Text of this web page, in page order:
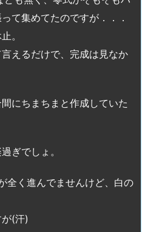
て集めてたのですが．．．
。
えるだけで、完成は見なか
にちまちまと作成していた
ぎでしょ。
全く進んでませんけど、白の
(汗)